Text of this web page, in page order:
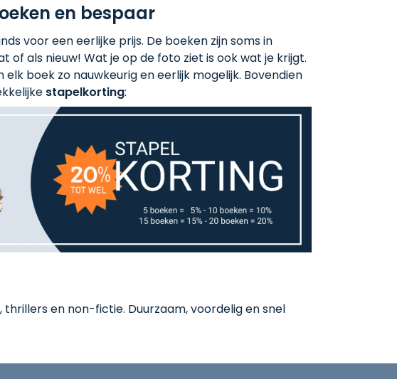
en bespaar
voor een eerlijke prijs. De boeken zijn soms in
of als nieuw! Wat je op de foto ziet is ook wat je krijgt.
boek zo nauwkeurig en eerlijk mogelijk. Bovendien
stapelkorting:
en non-fictie. Duurzaam, voordelig en snel